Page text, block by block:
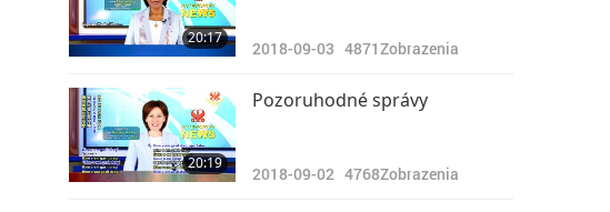
20:17
2018-09-03 4871Zobrazenia
20:19
Pozoruhodné správy
2018-09-02 4768Zobrazenia